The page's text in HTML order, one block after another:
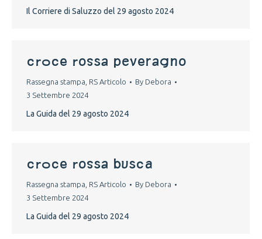
Il Corriere di Saluzzo del 29 agosto 2024
croce rossa peveragno
Rassegna stampa RS Articolo By Debora
3 Settembre 2024
La Guida del 29 agosto 2024
croce rossa busca
Rassegna stampa RS Articolo By Debora
3 Settembre 2024
La Guida del 29 agosto 2024